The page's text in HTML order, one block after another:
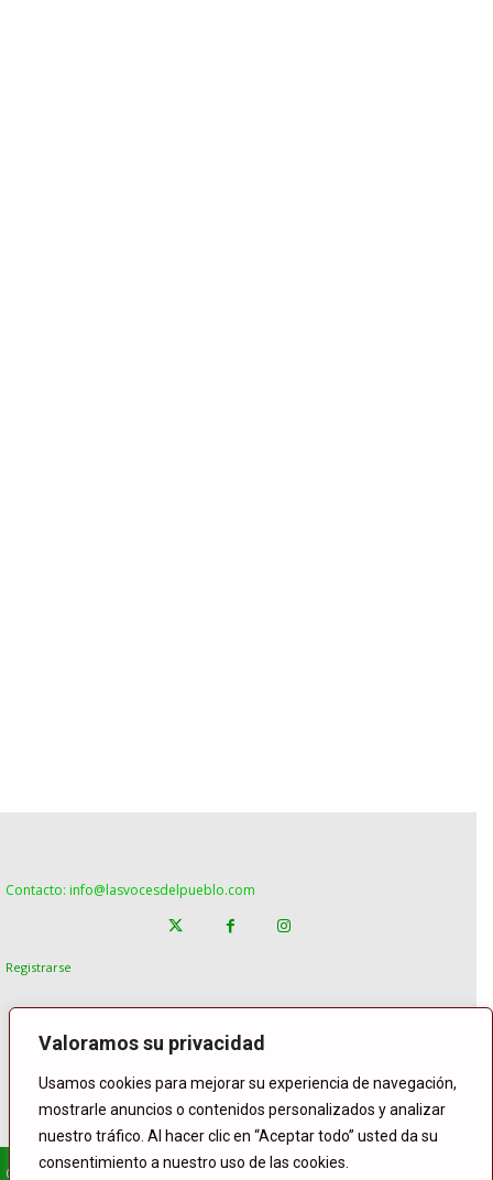
Valoramos su privacidad
Usamos cookies para mejorar su experiencia de navegación,
mostrarle anuncios o contenidos personalizados y analizar
nuestro tráfico. Al hacer clic en “Aceptar todo” usted da su
consentimiento a nuestro uso de las cookies.
Contacto: info@lasvocesdelpueblo.com
Registrarse
© Copyright Lasvocesdelpueblo